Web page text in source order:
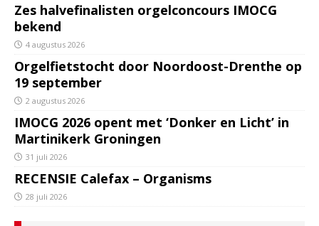
Zes halvefinalisten orgelconcours IMOCG
bekend
4 augustus 2026
Orgelfietstocht door Noordoost-Drenthe op
19 september
2 augustus 2026
IMOCG 2026 opent met ‘Donker en Licht’ in
Martinikerk Groningen
31 juli 2026
RECENSIE Calefax – Organisms
28 juli 2026